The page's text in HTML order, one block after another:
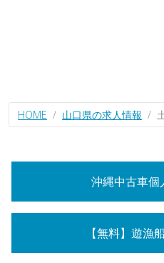
HOME 山口県の求人情報
沖縄中古車個
【無料】遊漁